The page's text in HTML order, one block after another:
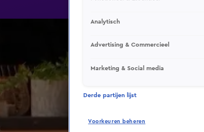
Analytisch
Advertising & Commercieel
Marketing & Social media
Derde partijen lijst
Voorkeuren beheren